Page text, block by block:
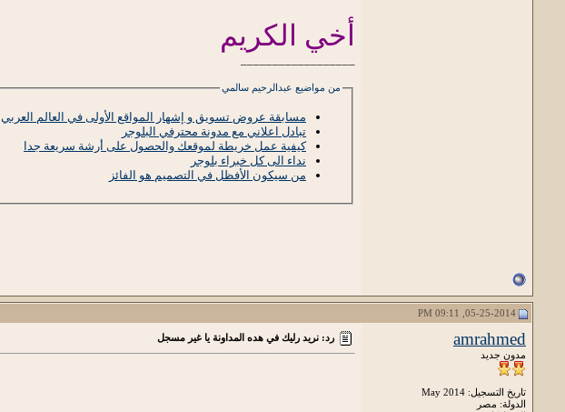
أخي الكريم
من مواضيع عبدالرحيم سالمي
مسابقة عروض تسويق و إشهار المواقع الأولى في العالم العربي
تبادل اعلاني مع مدونة محترفي البلوجر
كيفية عمل خريطة لموقعك والحصول على أرشة سريعة جدا
نداء الى كل خبراء بلوجر
من سيكون الأفظل في التصميم هو الفائز
amrahmed
مدون جديد
تاريخ التسجيل: May 2014
الدولة: مصر
رد: نريد رليك في هده المداونة يا غير مسجل